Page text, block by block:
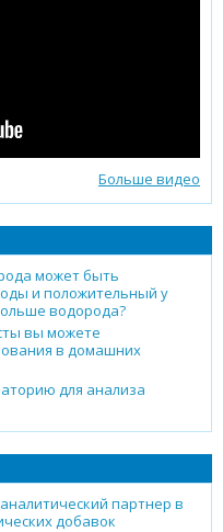
Больше видео
может быть
и положительный у
водорода?
вы можете
в домашних
для анализа
партнер в
добавок